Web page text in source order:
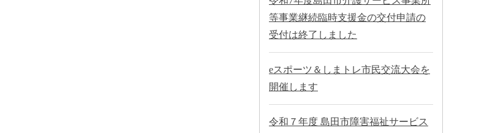
等事業継続臨時支援金の交付申請の
受付は終了しました
eスポーツ＆しまトレ市民交流大会を
開催します
令和７年度 島田市障害福祉サービス